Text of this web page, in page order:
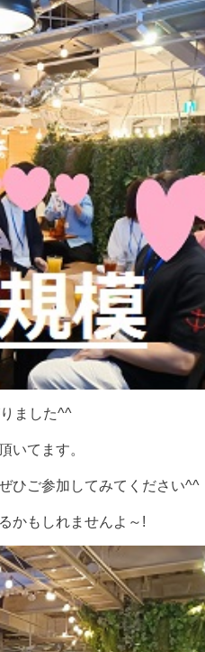
ました^^
いてます。
ひご参加してみてください^^
かもしれませんよ～!